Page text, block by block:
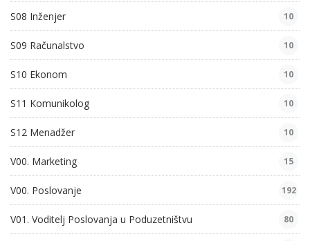
S08 Inženjer 10
S09 Računalstvo 10
S10 Ekonom 10
S11 Komunikolog 10
S12 Menadžer 10
V00. Marketing 15
V00. Poslovanje 192
V01. Voditelj Poslovanja u Poduzetništvu 80